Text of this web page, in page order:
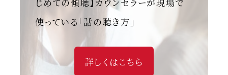
使っている「話の聴き方」
詳しくはこちら